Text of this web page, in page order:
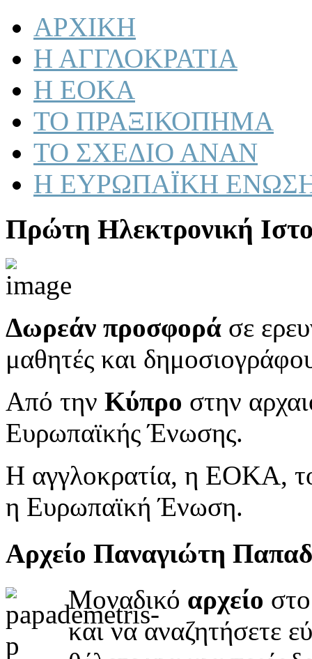
ΑΡΧΙΚΗ
Η ΑΓΓΛΟΚΡΑΤΙΑ
Η ΕΟΚΑ
ΤΟ ΠΡΑΞΙΚΟΠΗΜΑ
ΤΟ ΣΧΕΔΙΟ ΑΝΑΝ
Η ΕΥΡΩΠΑΪΚΗ
Πρώτη Ηλεκτρονική
Δωρεάν προσφορά σε
μαθητές και
Από την Κύπρο στην
Ευρωπαϊκής Ένωσης.
Η αγγλοκρατία, η ΕΟΚΑ,
η Ευρωπαϊκή Ένωση.
Αρχείο Παναγιώτη
Μοναδικό αρχείο
και να αναζητήσετε